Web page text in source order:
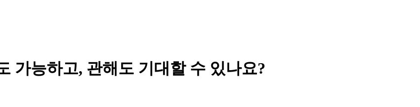
가능하고, 관해도 기대할 수 있나요?